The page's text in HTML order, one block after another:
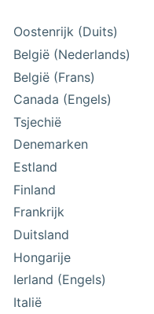
Oostenrijk (Duits)
België (Nederlands)
België (Frans)
Canada (Engels)
Tsjechië
Denemarken
Estland
Finland
Frankrijk
Duitsland
Hongarije
Ierland (Engels)
Italië